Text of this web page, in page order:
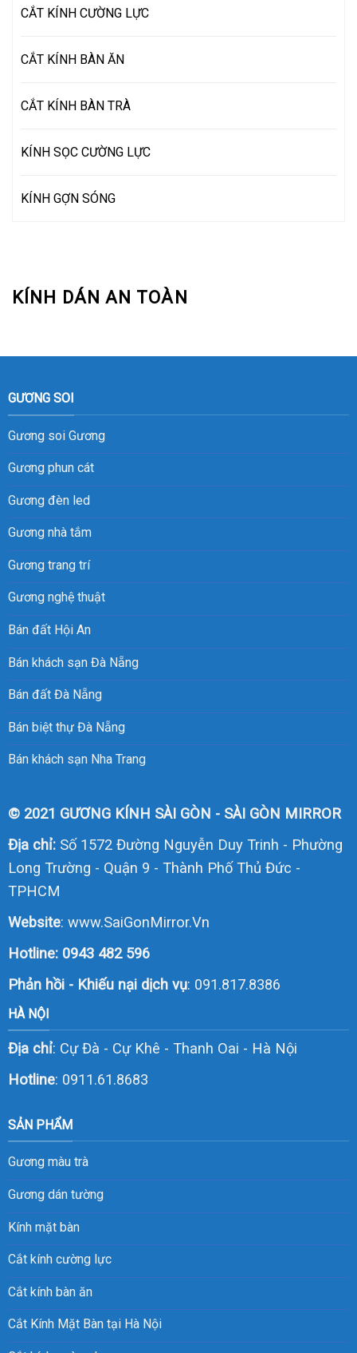
KÍNH DÁN AN TOÀN
CẮT KÍNH CƯỜNG LỰC
CẮT KÍNH BÀN ĂN
CẮT KÍNH BÀN TRÀ
KÍNH SỌC CƯỜNG LỰC
KÍNH GỢN SÓNG
GƯƠNG SOI
Gương soi Gương
Gương phun cát
Gương đèn led
Gương nhà tắm
Gương trang trí
Gương nghệ thuật
Bán đất Hội An
Bán khách sạn Đà Nẵng
Bán đất Đà Nẵng
Bán biệt thự Đà Nẵng
Bán khách sạn Nha Trang
© 2021 GƯƠNG KÍNH SÀI GÒN - SÀI GÒN MIRROR
Địa chỉ:Số 1572 Đường Nguyễn Duy Trinh - Phường
Long Trường - Quận 9 - Thành Phố Thủ Đức -
TPHCM
Website: www.SaiGonMirror.Vn
Hotline: 0943 482 596
Phản hồi - Khiếu nại dịch vụ: 091.817.8386
HÀ NỘI
Địa chỉ: Cự Đà - Cự Khê - Thanh Oai - Hà Nội
Hotline: 0911.61.8683
SẢN PHẨM
Gương màu trà
Gương dán tường
Kính mặt bàn
Cắt kính cường lực
Cắt kính bàn ăn
Cắt Kính Mặt Bàn tại Hà Nội